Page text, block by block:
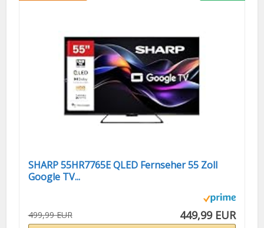
SHARP 55HR7765E QLED Fernseher 55 Zoll
Google TV...
499,99 EUR 449,99 EUR